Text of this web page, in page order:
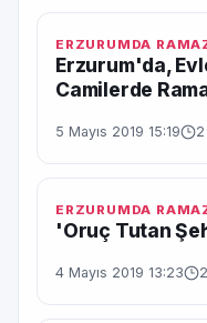
ERZURUMDA
Erzurum'da,
Camilerde
5 Mayıs 2019 15:19
ERZURUMDA
'Oruç Tutan
4 Mayıs 2019 13:23